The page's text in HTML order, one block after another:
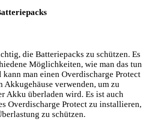
die Batteriepacks ​zu schützen. Es
Möglichkeiten, wie man das tun
man einen Overdischarge Protect
Akkugehäuse verwenden, um zu
Akku ⁢überladen wird.⁢ Es ist auch
‍Overdischarge Protect zu installieren,
zu schützen.